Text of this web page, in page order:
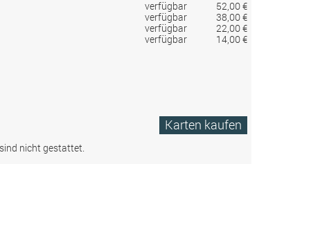
verfügbar
52,00 €
verfügbar
38,00 €
verfügbar
22,00 €
verfügbar
14,00 €
Karten kaufen
nicht gestattet.